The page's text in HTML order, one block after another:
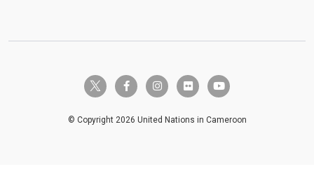
twitter-x facebook-finstagramflickr youtube
© Copyright 2026 United Nations in Cameroon